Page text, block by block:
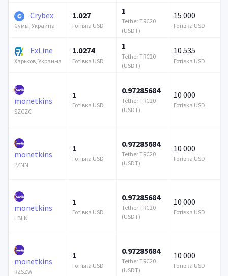
Crybex
Сумы, Украина
1.027
Готівка USD
1
Tether TRC20
(USDT)
15 000
Готівка USD
ExLine
Харьков, Украина
1.0274
Готівка USD
1
Tether TRC20
(USDT)
10 535
Готівка USD
monetkins
SZCZC
1
Готівка USD
0.97285684
Tether TRC20
(USDT)
10 000
Готівка USD
monetkins
PZNN
1
Готівка USD
0.97285684
Tether TRC20
(USDT)
10 000
Готівка USD
monetkins
LBLN
1
Готівка USD
0.97285684
Tether TRC20
(USDT)
10 000
Готівка USD
monetkins
RZSZW
1
Готівка USD
0.97285684
Tether TRC20
(USDT)
10 000
Готівка USD